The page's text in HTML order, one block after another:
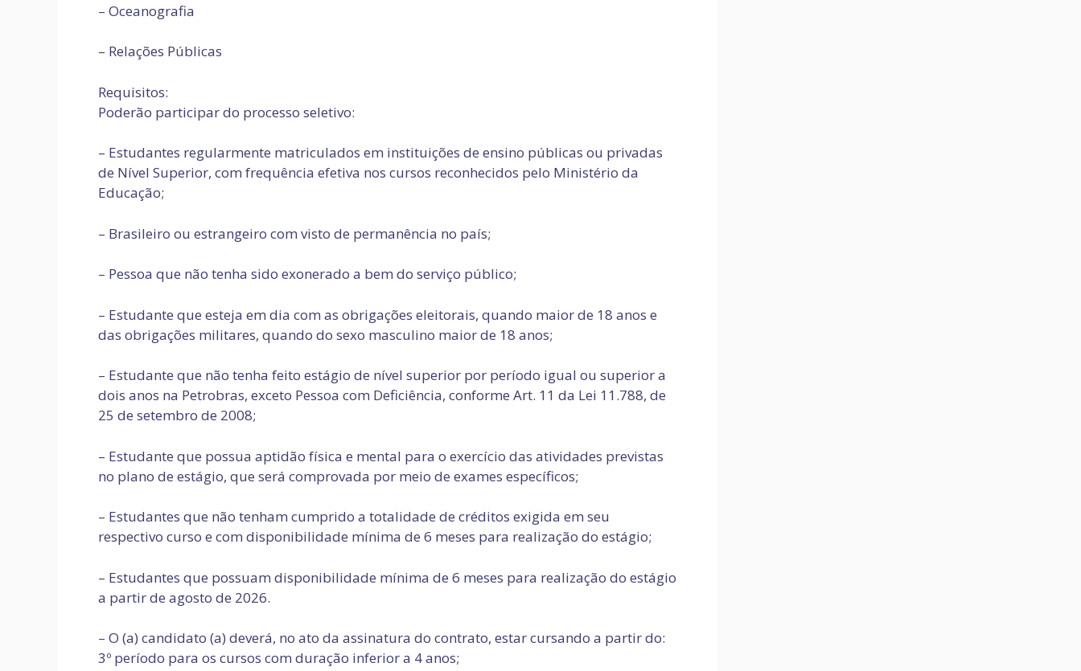
– Oceanografia
– Relações Públicas
Requisitos:
Poderão participar do processo seletivo:
– Estudantes regularmente matriculados em instituições de ensino públicas ou privadas
de Nível Superior, com frequência efetiva nos cursos reconhecidos pelo Ministério da
Educação;
– Brasileiro ou estrangeiro com visto de permanência no país;
– Pessoa que não tenha sido exonerado a bem do serviço público;
– Estudante que esteja em dia com as obrigações eleitorais, quando maior de 18 anos e
das obrigações militares, quando do sexo masculino maior de 18 anos;
– Estudante que não tenha feito estágio de nível superior por período igual ou superior a
dois anos na Petrobras, exceto Pessoa com Deficiência, conforme Art. 11 da Lei 11.788, de
25 de setembro de 2008;
– Estudante que possua aptidão física e mental para o exercício das atividades previstas
no plano de estágio, que será comprovada por meio de exames específicos;
– Estudantes que não tenham cumprido a totalidade de créditos exigida em seu
respectivo curso e com disponibilidade mínima de 6 meses para realização do estágio;
– Estudantes que possuam disponibilidade mínima de 6 meses para realização do estágio
a partir de agosto de 2026.
– O (a) candidato (a) deverá, no ato da assinatura do contrato, estar cursando a partir do:
3º período para os cursos com duração inferior a 4 anos;